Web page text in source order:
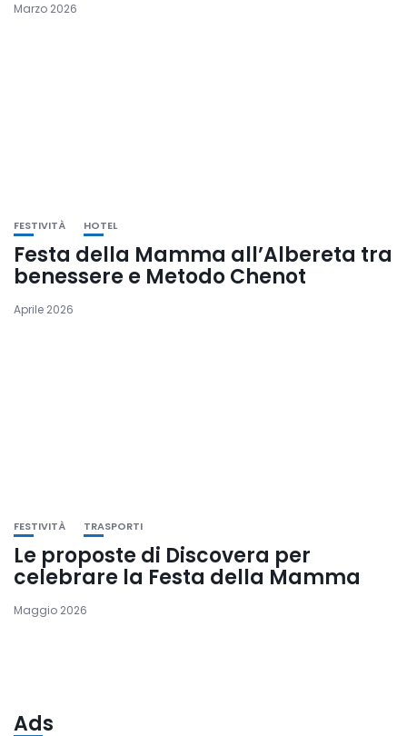
Marzo 2026
FESTIVITÀ HOTEL
Festa della Mamma all’Albereta tra
benessere e Metodo Chenot
Aprile 2026
FESTIVITÀ TRASPORTI
Le proposte di Discovera per
celebrare la Festa della Mamma
Maggio 2026
Ads